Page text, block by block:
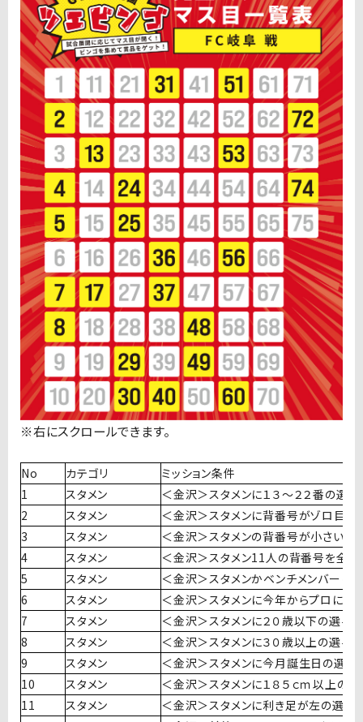
No カテゴリ
ミッション条件
1
スタメン
＜金沢＞スタメンに１３〜２２番の選
2
スタメン
＜金沢＞スタメンに背番号がゾロ目の
3
スタメン
＜金沢＞スタメンの背番号が小さい順
4
スタメン
＜金沢＞スタメン11人の背番号を全部
5
スタメン
＜金沢＞スタメンかベンチメンバーに
6
スタメン
＜金沢＞スタメンに今年からプロにな
7
スタメン
＜金沢＞スタメンに２０歳以下の選手
8
スタメン
＜金沢＞スタメンに３０歳以上の選手
9
スタメン
＜金沢＞スタメンに今月誕生日の選手
10
スタメン
＜金沢＞スタメンに１８５ｃｍ以上の
11
スタメン
＜金沢＞スタメンに利き足が左の選手